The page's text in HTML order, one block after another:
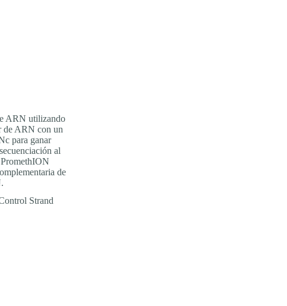
ARN utilizando
de ARN con un
para ganar
al
de
Strand